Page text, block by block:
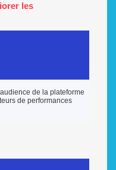
les
de la plateforme
de performances